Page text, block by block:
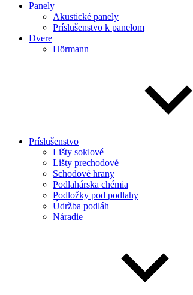
Panely
Akustické panely
Príslušenstvo k panelom
Dvere
Hörmann
Príslušenstvo
Lišty soklové
Lišty prechodové
Schodové hrany
Podlahárska chémia
Podložky pod podlahy
Údržba podláh
Náradie